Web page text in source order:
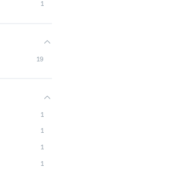
1
19
1
1
1
1